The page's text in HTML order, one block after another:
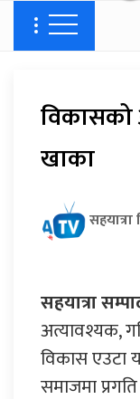
विकासको
खाका
सहयात्रा
सहयात्रा
अत्यावश्यक,
विकास एउटा
समाजमा